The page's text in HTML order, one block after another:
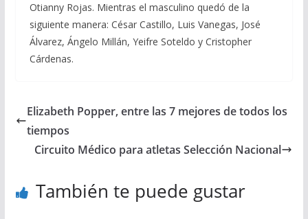
Otianny Rojas. Mientras el masculino quedó de la
siguiente manera: César Castillo, Luis Vanegas, José
Álvarez, Ángelo Millán, Yeifre Soteldo y Cristopher
Cárdenas.
Elizabeth Popper, entre las 7 mejores de todos los
tiempos
Circuito Médico para atletas Selección Nacional
También te puede gustar